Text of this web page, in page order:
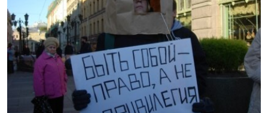
ВСЕ ЗА ДЕНЬ
СПЕЦПРОЕКТИ
ДЕПОРТАЦІЯ
ВІДЕОУРОКИ «ELIFBE»
СВІДЧЕННЯ ОКУПАЦІЇ
ЯК ОБІЙТИ БЛОКУВАННЯ
Русский